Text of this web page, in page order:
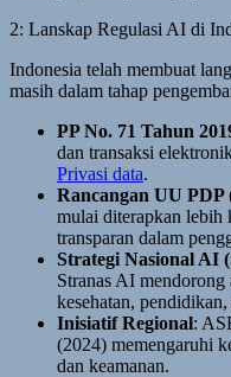
2: Lanskap Regulasi AI di
Indonesia telah membuat
masih dalam tahap
PP No. 71 Tahun
dan transaksi
Privasi data.
Rancangan UU PDP
mulai diterapkan lebih
transparan dalam
Strategi Nasional AI
Stranas AI
kesehatan,
Inisiatif Regional:
(2024) memengaruhi
dan keamanan.